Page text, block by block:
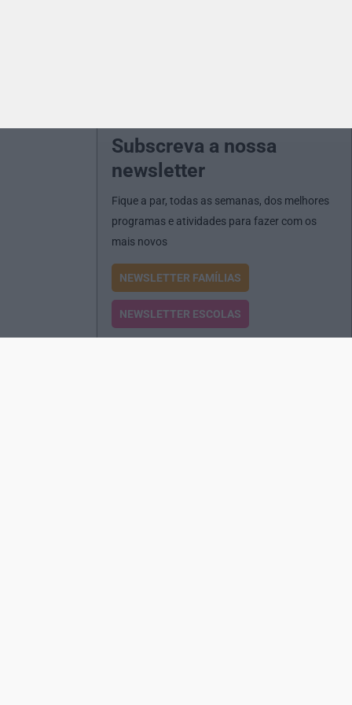
Subscreva a nossa
newsletter
Fique a par, todas as semanas, dos melhores
programas e atividades para fazer com os
mais novos
NEWSLETTER FAMÍLIAS
NEWSLETTER ESCOLAS